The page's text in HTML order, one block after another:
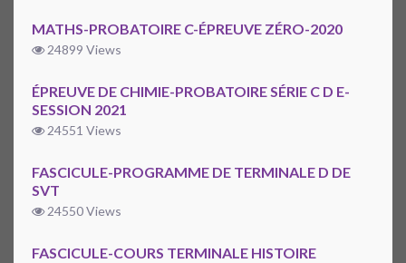
MATHS-PROBATOIRE C-ÉPREUVE ZÉRO-2020
24899 Views
ÉPREUVE DE CHIMIE-PROBATOIRE SÉRIE C D E-
SESSION 2021
24551 Views
FASCICULE-PROGRAMME DE TERMINALE D DE
SVT
24550 Views
FASCICULE-COURS TERMINALE HISTOIRE